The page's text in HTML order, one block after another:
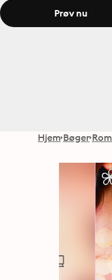
Prøv nu
Hjem Bøger